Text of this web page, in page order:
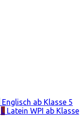
Englisch ab Klasse 5
L Latein WPI ab Klasse